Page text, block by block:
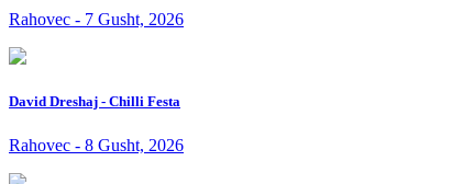
Rahovec - 7 Gusht, 2026
David Dreshaj - Chilli Festa
Rahovec - 8 Gusht, 2026